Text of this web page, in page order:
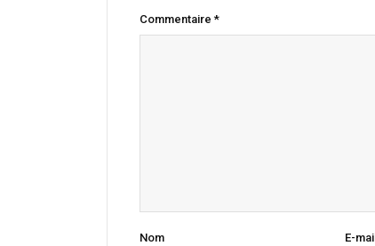
Commentaire *
Nom E-mail